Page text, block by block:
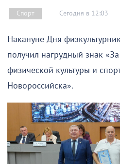
Спорт Сегодня в 12:03
Накануне Дня
получил нагрудный знак
физической культуры и
Новороссийска».